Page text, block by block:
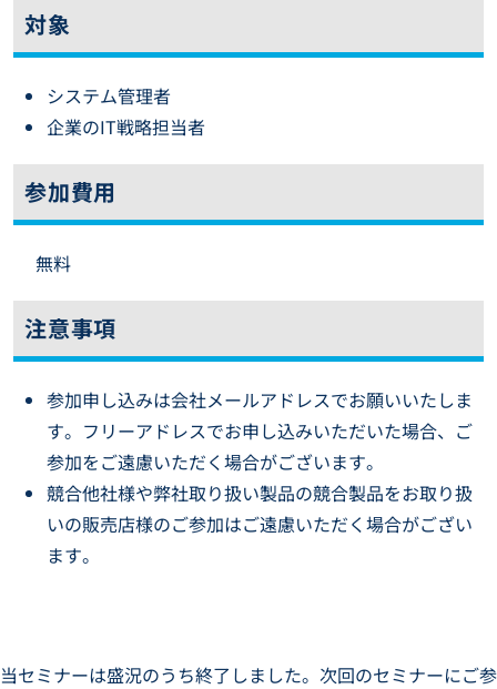
対象
システム管理者
企業のIT戦略担当者
参加費用
無料
注意事項
参加申し込みは会社メールアドレスでお願いいたしま
す。フリーアドレスでお申し込みいただいた場合、ご
参加をご遠慮いただく場合がございます。
競合他社様や弊社取り扱い製品の競合製品をお取り扱
いの販売店様のご参加はご遠慮いただく場合がござい
ます。
当セミナーは盛況のうち終了しました。次回のセミナーにご参